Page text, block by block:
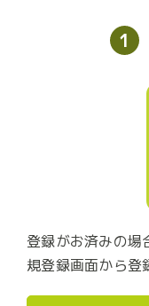
1
登録がお済みの場
規登録画面から登